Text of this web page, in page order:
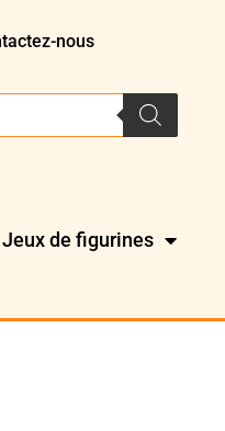
nous
Jeux de figurines